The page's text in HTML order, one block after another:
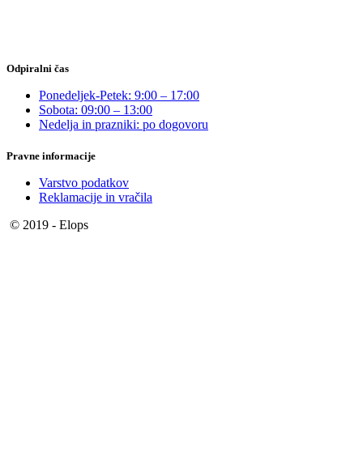
Odpiralni čas
Ponedeljek-Petek: 9:00 – 17:00
Sobota: 09:00 – 13:00
Nedelja in prazniki: po dogovoru
Pravne informacije
Varstvo podatkov
Reklamacije in vračila
© 2019 - Elops